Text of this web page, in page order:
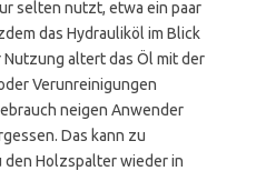
selten nutzt, etwa ein paar
das Hydrauliköl im Blick
altert das Öl mit der
Verunreinigungen
neigen Anwender
Das kann zu
Holzspalter wieder in